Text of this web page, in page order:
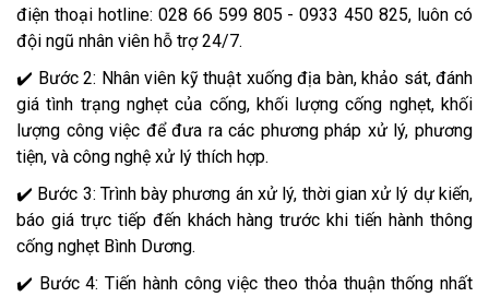
điện thoại hotline: 028 66 599 805 - 0933 450 825, luôn có
đội ngũ nhân viên hỗ trợ 24/7.
✔️ Bước 2: Nhân viên kỹ thuật xuống địa bàn, khảo sát, đánh
giá tình trạng nghẹt của cống, khối lượng cống nghẹt, khối
lượng công việc để đưa ra các phương pháp xử lý, phương
tiện, và công nghệ xử lý thích hợp.
✔️ Bước 3: Trình bày phương án xử lý, thời gian xử lý dự kiến,
báo giá trực tiếp đến khách hàng trước khi tiến hành thông
cống nghẹt Bình Dương.
✔️ Bước 4: Tiến hành công việc theo thỏa thuận thống nhất